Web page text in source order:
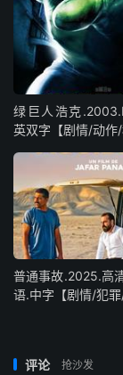
绿巨人浩克
英双字【剧情/动作/
普通事故.2025.高
语.中字【剧情/犯罪
评论 抢沙发